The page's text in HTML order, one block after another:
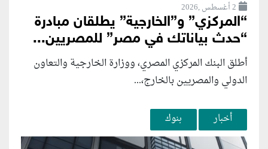
2 أغسطس ,2026
“المركزي” و”الخارجية” يطلقان مبادرة
“حدث بياناتك في مصر” للمصريين...
أطلق البنك المركزي المصري، ووزارة الخارجية والتعاون
الدولي والمصريين بالخارج،...
أخبار بنوك